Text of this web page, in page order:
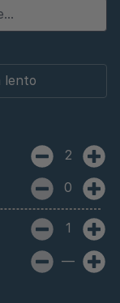
lento
2
0
1
—